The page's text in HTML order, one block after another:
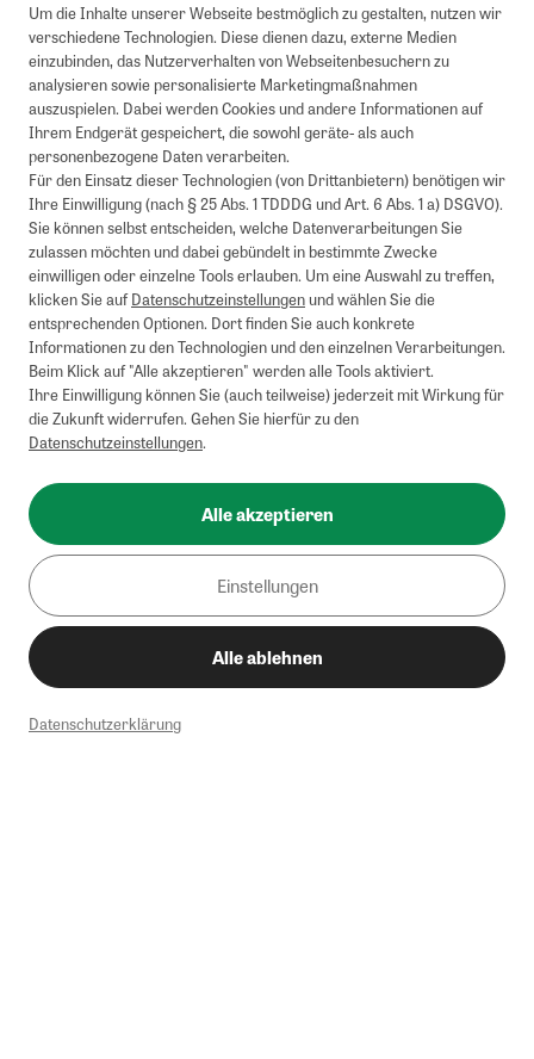
Um die Inhalte unserer Webseite bestmöglich zu gestalten, nutzen wir
verschiedene Technologien. Diese dienen dazu, externe Medien
einzubinden, das Nutzerverhalten von Webseitenbesuchern zu
analysieren sowie personalisierte Marketingmaßnahmen
auszuspielen. Dabei werden Cookies und andere Informationen auf
Ihrem Endgerät gespeichert, die sowohl geräte- als auch
personenbezogene Daten verarbeiten.
Für den Einsatz dieser Technologien (von Drittanbietern) benötigen wir
Ihre Einwilligung (nach § 25 Abs. 1 TDDDG und Art. 6 Abs. 1 a) DSGVO).
Sie können selbst entscheiden, welche Datenverarbeitungen Sie
zulassen möchten und dabei gebündelt in bestimmte Zwecke
einwilligen oder einzelne Tools erlauben. Um eine Auswahl zu treffen,
klicken Sie aufDatenschutzeinstellungenund wählen Sie die
entsprechenden Optionen. Dort finden Sie auch konkrete
Informationen zu den Technologien und den einzelnen Verarbeitungen.
Beim Klick auf "Alle akzeptieren" werden alle Tools aktiviert.
Ihre Einwilligung können Sie (auch teilweise) jederzeit mit Wirkung für
die Zukunft widerrufen. Gehen Sie hierfür zu den
Datenschutzeinstellungen.
Alle akzeptieren
Einstellungen
Alle ablehnen
Datenschutzerklärung